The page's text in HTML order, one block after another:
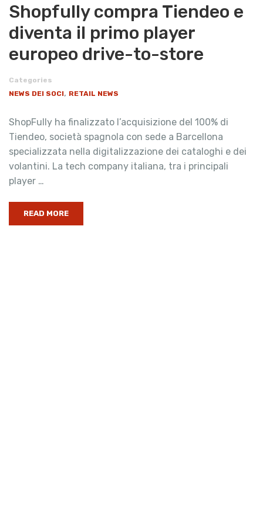
Shopfully compra Tiendeo e
diventa il primo player
europeo drive-to-store
Categories
NEWS DEI SOCI, RETAIL NEWS
ShopFully ha finalizzato l’acquisizione del 100% di
Tiendeo, società spagnola con sede a Barcellona
specializzata nella digitalizzazione dei cataloghi e dei
volantini. La tech company italiana, tra i principali
player …
READ MORE